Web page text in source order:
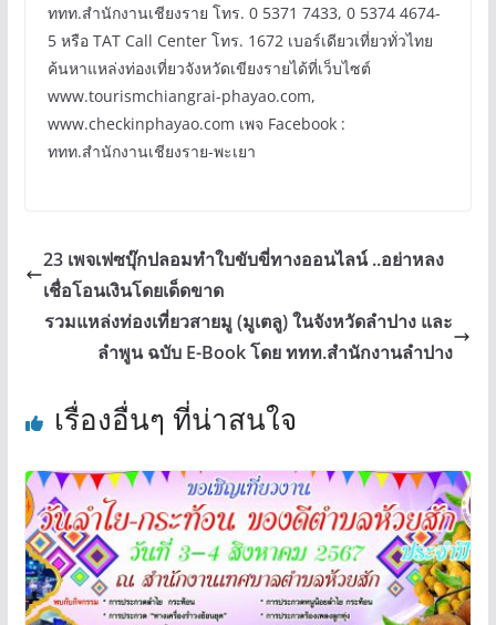
ททท.สำนักงานเชียงราย โทร. 0 5371 7433, 0 5374 4674-
5 หรือ TAT Call Center โทร. 1672 เบอร์เดียวเที่ยวทั่วไทย
ค้นหาแหล่งท่องเที่ยวจังหวัดเขียงรายได้ที่เว็บไซต์
www.tourismchiangrai-phayao.com,
www.checkinphayao.com เพจ Facebook :
ททท.สำนักงานเชียงราย-พะเยา
23 เพจเฟซบุ๊กปลอมทำใบขับขี่ทางออนไลน์ ..อย่าหลง
เชื่อโอนเงินโดยเด็ดขาด
รวมแหล่งท่องเที่ยวสายมู (มูเตลู) ในจังหวัดลำปาง และ
ลำพูน ฉบับ E-Book โดย ททท.สำนักงานลำปาง
เรื่องอื่นๆ ที่น่าสนใจ